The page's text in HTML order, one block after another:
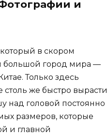
и
в скором
большой город мира —
Только здесь
столь же быстро вырасти
над головой постоянно
размеров, которые
и главной